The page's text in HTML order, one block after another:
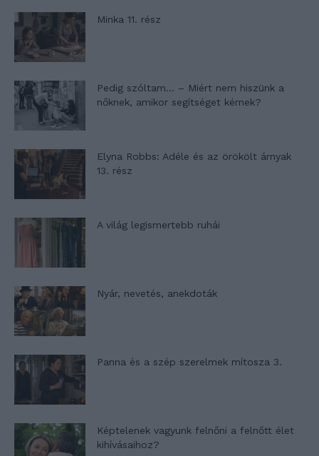
Minka 11. rész
Pedig szóltam… – Miért nem hiszünk a
nőknek, amikor segítséget kérnek?
Elyna Robbs: Adéle és az örökölt árnyak
13. rész
A világ legismertebb ruhái
Nyár, nevetés, anekdoták
Panna és a szép szerelmek mítosza 3.
Képtelenek vagyunk felnőni a felnőtt élet
kihívásaihoz?